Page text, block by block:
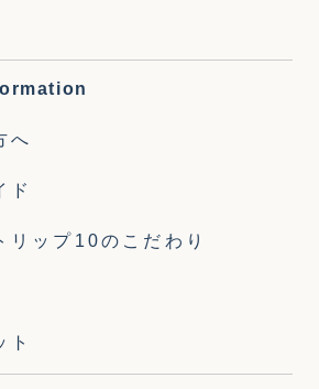
へ
ド
リップ10のこだわり
ト